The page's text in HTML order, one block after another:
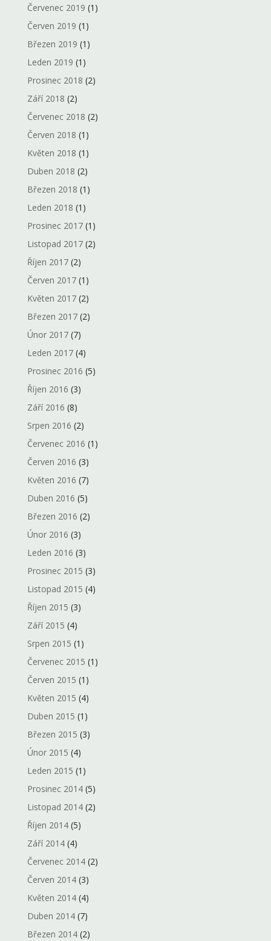
Červenec 2019 (1)
Červen 2019 (1)
Březen 2019 (1)
Leden 2019 (1)
Prosinec 2018 (2)
Září 2018 (2)
Červenec 2018 (2)
Červen 2018 (1)
Květen 2018 (1)
Duben 2018 (2)
Březen 2018 (1)
Leden 2018 (1)
Prosinec 2017(1)
Listopad 2017(2)
Říjen 2017(2)
Červen 2017(1)
Květen 2017(2)
Březen 2017(2)
Únor 2017(7)
Leden 2017(4)
Prosinec 2016 (5)
Říjen 2016 (3)
Září 2016 (8)
Srpen 2016 (2)
Červenec 2016 (1)
Červen 2016 (3)
Květen 2016 (7)
Duben 2016 (5)
Březen 2016 (2)
Únor 2016 (3)
Leden 2016 (3)
Prosinec 2015 (3)
Listopad 2015 (4)
Říjen 2015 (3)
Září 2015 (4)
Srpen 2015 (1)
Červenec 2015 (1)
Červen 2015 (1)
Květen 2015 (4)
Duben 2015 (1)
Březen 2015 (3)
Únor 2015 (4)
Leden 2015 (1)
Prosinec 2014(5)
Listopad 2014(2)
Říjen 2014(5)
Září 2014(4)
Červenec 2014(2)
Červen 2014(3)
Květen 2014(4)
Duben 2014(7)
Březen 2014(2)